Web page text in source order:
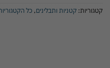
קטגוריות: קטניות ותבלינים, כל